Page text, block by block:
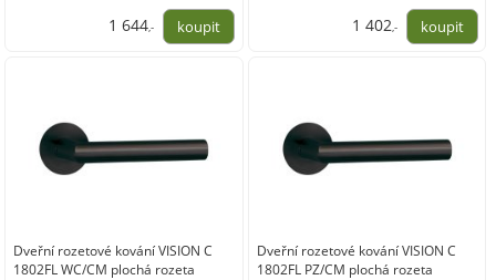
1 644,- 1 402,-
Dveřní rozetové kování VISION C
1802FL WC/CM plochá rozeta
Dveřní rozetové kování VISION C
1802FL PZ/CM plochá rozeta